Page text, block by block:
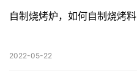
自制烧烤炉，如何自制烧烤料
2022-05-22